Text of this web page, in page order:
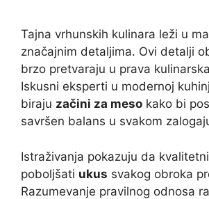
Tajna vrhunskih kulinara leži u
značajnim detaljima. Ovi detalji
brzo pretvaraju u prava
Iskusni eksperti u modernoj
biraju začini za meso kako bi
savršen balans u svakom
Istraživanja pokazuju da
poboljšati ukus svakog obroka
Razumevanje pravilnog odnosa